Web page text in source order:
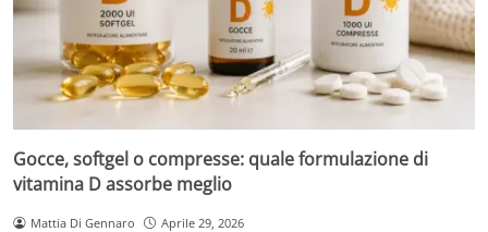
Gocce, softgel o compresse: quale formulazione di
vitamina D assorbe meglio
Mattia Di Gennaro Aprile 29, 2026